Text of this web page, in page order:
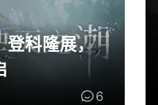
登科隆展，
6